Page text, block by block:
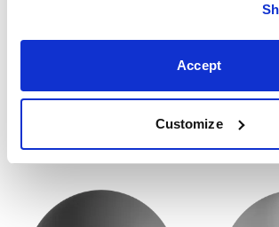
Accept
Customize
mettersi in contatto per le dimensioni
Finitura
Le nostre finiture standard in legno
ciliegia scuro o bianche.